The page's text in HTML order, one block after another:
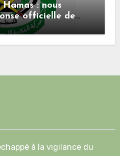
: nous
officielle de
la feuille de
phase de l’accord
à la vigilance du